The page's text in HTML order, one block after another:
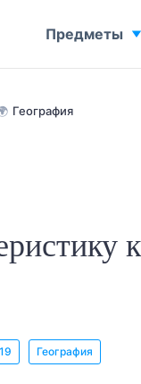
География
География
Предметы